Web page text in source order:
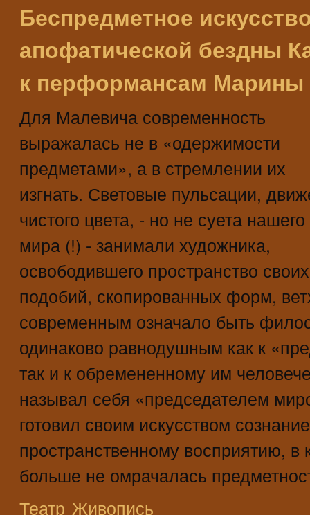
Беспредметное
апофатической бездны
к перформансам
Для Малевича современность
выражалась не в «одержимости
предметами», а в стремлении их
изгнать. Световые пульсации,
чистого цвета, - но не суета нашего
мира (!) - занимали художника,
освободившего пространство
подобий, скопированных форм,
современным означало быть
одинаково равнодушным как к
так и к обремененному им
называл себя «председателем
готовил своим искусством
пространственному восприятию, в
больше не омрачалась
Театр Живопись